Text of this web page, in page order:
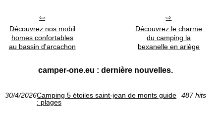
Découvrez nos mobil
homes confortables
au bassin d'arcachon
Découvrez le charme
du camping la
bexanelle en ariège
camper-one.eu : dernière nouvelles.
30/4/2026Camping 5 étoiles saint-jean de monts guide
: plages
487 hits